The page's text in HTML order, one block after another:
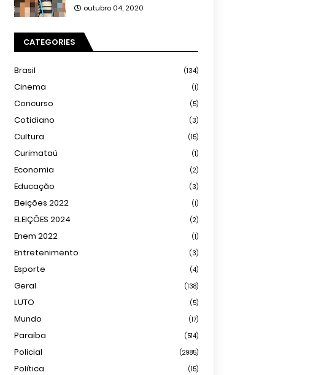
outubro 04, 2020
CATEGORIES
Brasil (134)
Cinema (1)
Concurso (5)
Cotidiano (3)
Cultura (15)
Curimataú (1)
Economia (2)
Educação (3)
Eleições 2022 (1)
ELEIÇÕES 2024 (2)
Enem 2022 (1)
Entretenimento (3)
Esporte (4)
Geral (138)
LUTO (5)
Mundo (17)
Paraíba (514)
Policial (2985)
Política (15)